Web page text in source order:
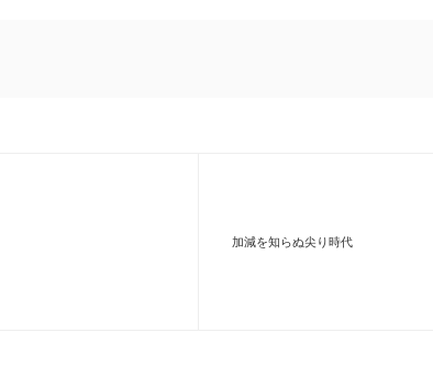
加減を知らぬ尖り時代